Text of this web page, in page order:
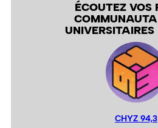
ÉCOUTEZ VOS
CHYZ 94,3